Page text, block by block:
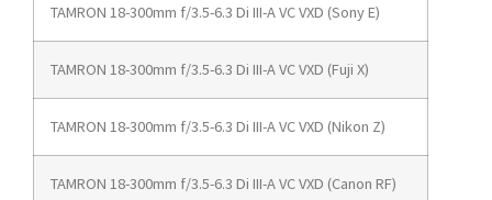
TAMRON 18-300mm f/3.5-6.3 Di III-A VC VXD (Sony E)
TAMRON 18-300mm f/3.5-6.3 Di III-A VC VXD (Fuji X)
TAMRON 18-300mm f/3.5-6.3 Di III-A VC VXD (Nikon Z)
TAMRON 18-300mm f/3.5-6.3 Di III-A VC VXD (Canon RF)